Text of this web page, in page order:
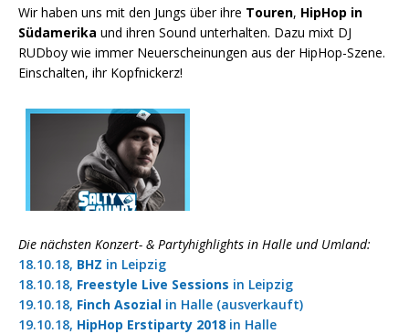
Wir haben uns mit den Jungs über ihre Touren, HipHop in
Südamerika und ihren Sound unterhalten. Dazu mixt DJ
RUDboy wie immer Neuerscheinungen aus der HipHop-Szene.
Einschalten, ihr Kopfnickerz!
Die nächsten Konzert- & Partyhighlights in Halle und Umland:
18.10.18, BHZ in Leipzig
18.10.18, Freestyle Live Sessions in Leipzig
19.10.18, Finch Asozial in Halle (ausverkauft)
19.10.18, HipHop Erstiparty 2018 in Halle